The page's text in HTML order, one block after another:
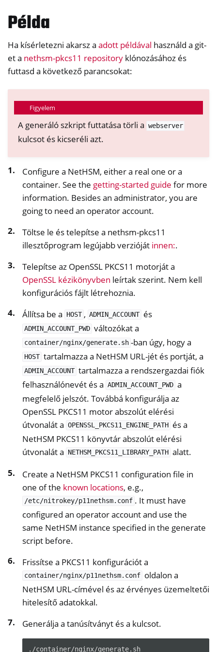
Példa
Ha kísérletezni akarsz a adott példával használd a git-
et a nethsm-pkcs11 repository klónozásához és
futtasd a következő parancsokat:
Figyelem
A generáló szkript futtatása törli a webserver
kulcsot és kicseréli azt.
Configure a NetHSM, either a real one or a
container. See the getting-started guide for more
information. Besides an administrator, you are
going to need an operator account.
Töltse le és telepítse a nethsm-pkcs11
illesztőprogram legújabb verzióját innen:.
Telepítse az OpenSSL PKCS11 motorját a
OpenSSL kézikönyvben leírtak szerint. Nem kell
konfigurációs fájlt létrehoznia.
Állítsa be a
HOST , ADMIN_ACCOUNT és
ADMIN_ACCOUNT_PWD változókat a
container/nginx/generate.sh -ban úgy, hogy a
HOST tartalmazza a NetHSM URL-jét és portját, a
ADMIN_ACCOUNT tartalmazza a rendszergazdai fiók
felhasználónevét és a ADMIN_ACCOUNT_PWD a
megfelelő jelszót. Továbbá konfigurálja az
OpenSSL PKCS11 motor abszolút elérési
útvonalát a OPENSSL_PKCS11_ENGINE_PATH
és a
NetHSM PKCS11 könyvtár abszolút elérési
útvonalát a
NETHSM_PKCS11_LIBRARY_PATH alatt.
Create a NetHSM PKCS11 configuration file in
one of the known locations, e.g.,
/etc/nitrokey/p11nethsm.conf . It must have
configured an operator account and use the
same NetHSM instance specified in the generate
script before.
Frissítse a PKCS11 konfigurációt a
container/nginx/p11nethsm.conf oldalon a
NetHSM URL-címével és az érvényes üzemeltetői
hitelesítő adatokkal.
Generálja a tanúsítványt és a kulcsot.
./container/nginx/generate.sh